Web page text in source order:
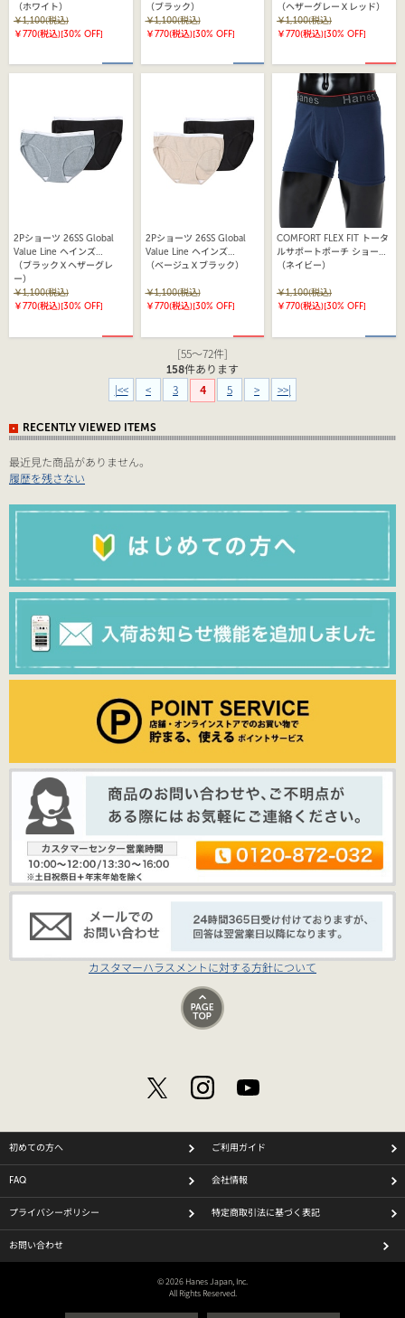
ル】26SS ヘインズ
(HBSCB201)
（ホワイト）
￥1,100(税込)
￥770(税込)[30% OFF]
ル】 26SS ヘインズ
(HBSCB201)
（ブラック）
￥1,100(税込)
￥770(税込)[30% OFF]
（HW6EX702)
（ヘザーグレーＸレッド）
￥1,100(税込)
￥770(税込)[30% OFF]
2Pショーツ 26SS Global
Value Line ヘインズ
（HW6EX702)
（ブラックＸヘザーグレ
ー）
￥1,100(税込)
￥770(税込)[30% OFF]
2Pショーツ 26SS Global
Value Line ヘインズ
（HW6EX702)
（ベージュＸブラック）
￥1,100(税込)
￥770(税込)[30% OFF]
COMFORT FLEX FIT トータ
ルサポートポーチ ショート
ボクサーブリーフ 26SS ヘ
（ネイビー）
￥1,100(税込)
￥770(税込)[30% OFF]
[55～72件]
158件あります
|<< < 3 4 5 > >>|
RECENTLY VIEWED ITEMS
最近見た商品がありません。
履歴を残さない
カスタマーハラスメントに対する方針について
初めての方へ ご利用ガイド
FAQ 会社情報
プライバシーポリシー 特定商取引法に基づく表記
お問い合わせ
© 2026 Hanes Japan, Inc.
All Rights Reserved.